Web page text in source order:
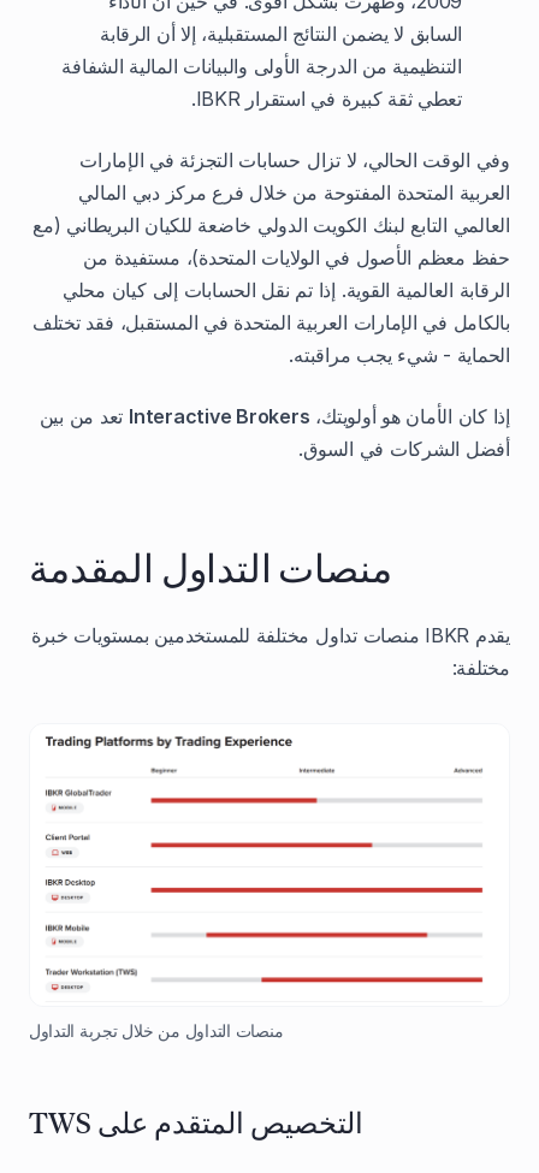
السابق لا يضمن النتائج المستقبلية، إلا أن الرقابة
التنظيمية من الدرجة الأولى والبيانات المالية الشفافة
تعطي ثقة كبيرة في استقرار IBKR.
وفي الوقت الحالي، لا تزال حسابات التجزئة في الإمارات
العربية المتحدة المفتوحة من خلال فرع مركز دبي المالي
العالمي التابع لبنك الكويت الدولي خاضعة للكيان البريطاني (مع
حفظ معظم الأصول في الولايات المتحدة)، مستفيدة من
الرقابة العالمية القوية. إذا تم نقل الحسابات إلى كيان محلي
بالكامل في الإمارات العربية المتحدة في المستقبل، فقد تختلف
الحماية - شيء يجب مراقبته.
إذا كان الأمان هو أولويتك، Interactive Brokers تعد من بين
أفضل الشركات في السوق.
منصات التداول المقدمة
يقدم IBKR منصات تداول مختلفة للمستخدمين بمستويات خبرة
مختلفة:
منصات التداول من خلال تجربة التداول
التخصيص المتقدم على TWS